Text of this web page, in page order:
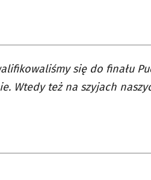
się do finału
Wtedy też na szyjach